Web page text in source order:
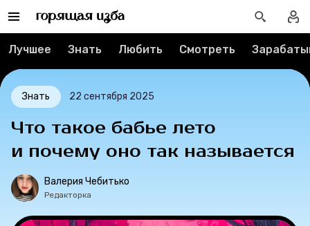
О проекте
Мерч
О компании
Рубрики
Новости
Лучшее
Лучшее Знать Любить Смотреть
Знать 22 сентября 2025
Что такое бабье лето
и почему оно так называется
Валерия Чебитько
Редакторка